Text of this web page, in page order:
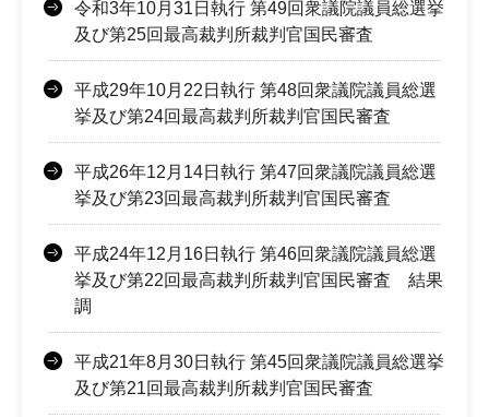
令和3年10月31日執行 第49回衆議院議員総選挙
及び第25回最高裁判所裁判官国民審査
平成29年10月22日執行 第48回衆議院議員総選
挙及び第24回最高裁判所裁判官国民審査
平成26年12月14日執行 第47回衆議院議員総選
挙及び第23回最高裁判所裁判官国民審査
平成24年12月16日執行 第46回衆議院議員総選
挙及び第22回最高裁判所裁判官国民審査 結果
調
平成21年8月30日執行 第45回衆議院議員総選挙
及び第21回最高裁判所裁判官国民審査